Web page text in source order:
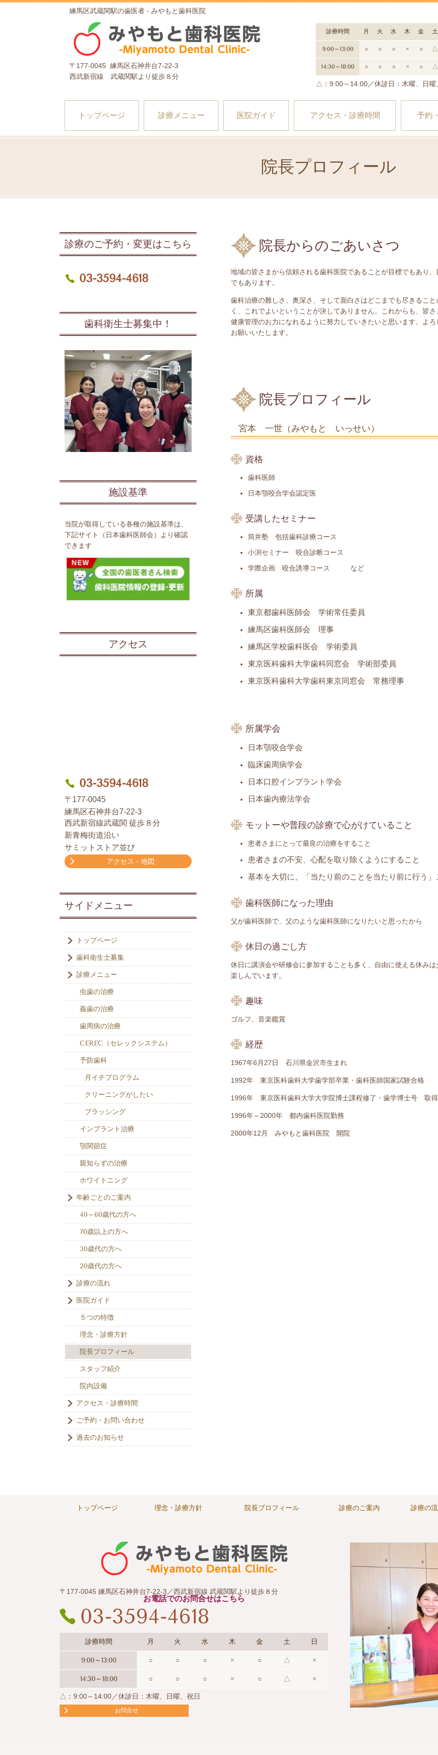
練馬区武蔵関駅の歯医者 - みやもと歯科医院
〒177-0045 練馬区石神井台7-22-3
西武新宿線 武蔵関駅より徒歩８分
診療時間 月 火 水 木 金 土
9:00～13:00 ○ ○ ○ × ○ △
14:30～18:00 ○ ○ ○ × ○ △
△：9:00～14:00／休診日：木曜、日曜
トップページ 診療メニュー 医院ガイド アクセス・診療時間 予約
院長プロフィール
院長からのごあいさつ
地域の皆さまから信頼される歯科医院であることが目標でもあり、
でもあります。
歯科治療の難しさ、奥深さ、そして面白さはどこまでも尽きること
く、これでよいということが決してありません。これからも、皆さ
健康管理のお力になれるように努力していきたいと思います。
よろ
お願いいたします。
院長プロフィール
宮本 一世（みやもと いっせい）
資格
歯科医師
日本顎咬合学会認定医
受講したセミナー
筒井塾 包括歯科診療コース
小渕セミナー 咬合診断コース
学際企画 咬合誘導コース など
所属
東京都歯科医師会 学術常任委員
練馬区歯科医師会 理事
練馬区学校歯科医会 学術委員
東京医科歯科大学歯科同窓会 学術部委員
東京医科歯科大学歯科東京同窓会 常務理事
所属学会
日本顎咬合学会
臨床歯周病学会
日本口腔インプラント学会
日本歯内療法学会
モットーや普段の診療で心がけていること
患者さまにとって最良の治療をすること
患者さまの不安、心配を取り除くようにすること
基本を大切に、「当たり前のことを当たり前に行う」
歯科医師になった理由
父が歯科医師で、父のような歯科医師になりたいと思ったから
休日の過ごし方
休日に講演会や研修会に参加することも多く、自由に使える休み
楽しんでいます。
趣味
ゴルフ、音楽鑑賞
経歴
1967年6月27日 石川県金沢市生まれ
1992年 東京医科歯科大学歯学部卒業・歯科医師国家試験合格
1996年 東京医科歯科大学大学院博士課程修了・歯学博士号 取得
1996年～2000年 都内歯科医院勤務
2000年12月 みやもと歯科医院 開院
診療のご予約・変更はこちら
03-3594-4618
歯科衛生士募集中！
施設基準
当院が取得している各種の施設基準は、
下記サイト（日本歯科医師会）より確認
できます
アクセス
03-3594-4618
〒177-0045
練馬区石神井台7-22-3
西武新宿線武蔵関 徒歩８分
新青梅街道沿い
サミットストア並び
アクセス・地図
サイドメニュー
トップページ
歯科衛生士募集
診療メニュー
虫歯の治療
義歯の治療
歯周病の治療
CEREC（セレックシステム）
予防歯科
月イチプログラム
クリーニングがしたい
ブラッシング
インプラント治療
顎関節症
親知らずの治療
ホワイトニング
年齢ごとのご案内
40～60歳代の方へ
70歳以上の方へ
30歳代の方へ
20歳代の方へ
診療の流れ
医院ガイド
５つの特徴
理念・診療方針
院長プロフィール
スタッフ紹介
院内設備
アクセス・診療時間
ご予約・お問い合わせ
過去のお知らせ
トップページ 理念・診療方針 院長プロフィール 診療のご案内 診療の
〒177-0045 練馬区石神井台7-22-3／西武新宿線 武蔵関駅より徒歩８分
お電話でのお問合せはこちら
03-3594-4618
診療時間 月 火 水 木 金 土 日
9:00～13:00 ○ ○ ○ × ○ △ ×
14:30～18:00 ○ ○ ○ × ○ △ ×
△：9:00～14:00／休診日：木曜、日曜、祝日
お問合せ